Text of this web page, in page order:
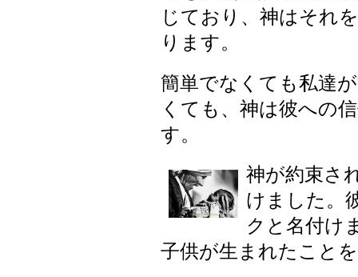
じており、神はそれ
ります。
簡単でなくても私達
くても、神は彼への
す。
神が約束さ
けました。
クと名付け
子供が生まれたこと